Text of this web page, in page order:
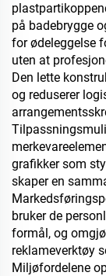
på badebrygge
for ødeleggelse
uten at
Den lette
og reduserer
grafikker som
skaper en
bruker de
formål, og
reklameverktøy
Miljøfordelene